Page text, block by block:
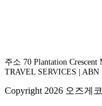
주소 70 Plantation
TRAVEL SERVICES | ABN
Copyright 2026 오즈게